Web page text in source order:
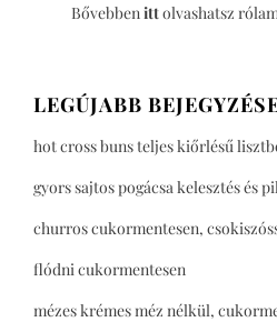
Bővebbenittolvashatsz
LEGÚJABB
hot cross buns teljes kiőrlésű
gyors sajtos pogácsa kelesztés és
churros cukormentesen,
flódni cukormentesen
mézes krémes méz nélkül,